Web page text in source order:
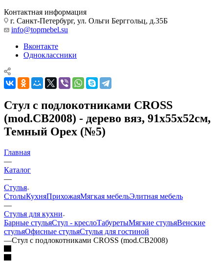
Контактная информация
г. Санкт-Петербург, ул. Ольги Берггольц, д.35Б
info@topmebel.su
Вконтакте
Одноклассники
Стул с подлокотниками CROSS
(mod.CB2008) - дерево вяз, 91х55х52см,
Темный Орех (№5)
Главная
—
Каталог
—
Стулья
СтолыКухняПрихожаяМягкая мебельЭлитная мебель
—
Стулья для кухни
Барные стульяСтул - креслоТабуретыМягкие стульяВенские
стульяОфисные стульяСтулья для гостиной
—Стул с подлокотниками CROSS (mod.CB2008)